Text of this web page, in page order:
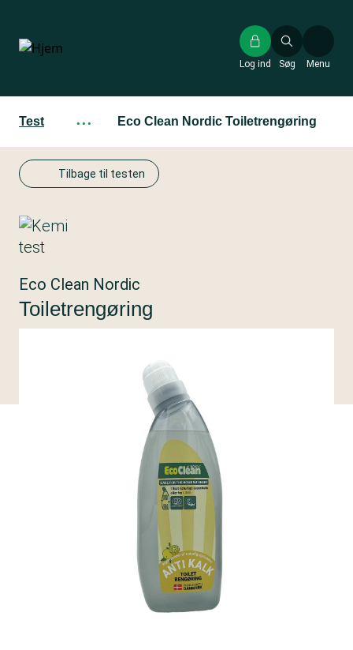
hovedindhold
Søg
Log ind Menu
Test ··· Eco Clean Nordic Toiletrengøring
Tilbage til testen
Eco Clean Nordic
Toiletrengøring